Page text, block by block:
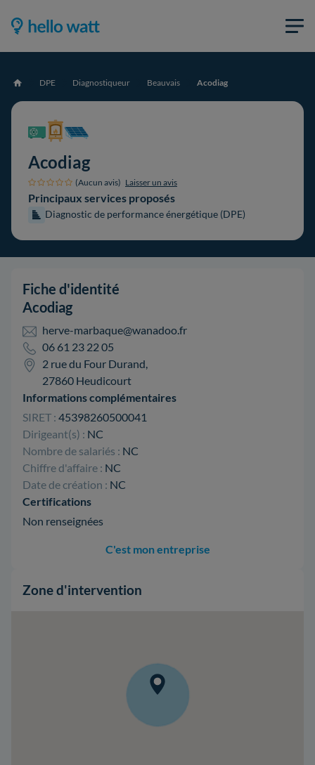
Accueil DPE Diagnostiqueur Beauvais Acodiag
Acodiag
(Aucun avis) Laisser un avis
Principaux services proposés
Diagnostic de performance énergétique (DPE)
Fiche d'identité
Acodiag
herve-marbaque@wanadoo.fr
06 61 23 22 05
2 rue du Four Durand,
27860 Heudicourt
Informations complémentaires
SIRET : 45398260500041
Dirigeant(s) : NC
Nombre de salariés : NC
Chiffre d'affaire : NC
Date de création : NC
Certifications
Non renseignées
C'est mon entreprise
Zone d'intervention